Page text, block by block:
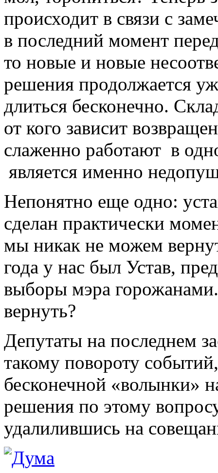
происходит в связи с
в последний момент
то новые и новые
решения продолжается
длиться бесконечно.
от кого зависит
слаженно работают в
является именно
Непонятно еще одно:
сделан практически
мы никак не можем
года у нас был Устав,
выборы мэра
вернуть?
Депутаты на последнем
такому повороту
бесконечной «волынки»
решения по этому
удалилившись на